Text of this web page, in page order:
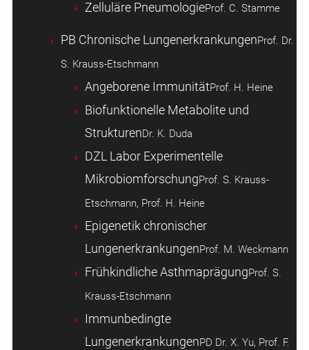
Zelluläre PneumologieProf. C. Stamme
PB Chronische LungenerkrankungenProf. Dr.
S. Krauss-Etschmann
Angeborene ImmunitätProf. H. Heine
Biofunktionelle Metabolite und
StrukturenDr. K. Duda
DZL Labor Experimentelle
MikrobiomforschungProf. S. Krauss-
Etschmann, Prof. H. Heine
Epigenetik chronischer
LungenerkrankungenProf. M. Weckmann
Frühkindliche AsthmaprägungProf. S.
Krauss-Etschmann
Immunbedingte
LungenerkrankungenPD Dr. X. Yu, Prof. F.